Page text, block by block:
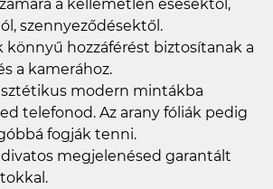
a kellemetlen esésektől,
szennyeződésektől.
könnyű hozzáférést biztosítanak a
a kamerához.
modern mintákba
telefonod. Az arany fóliák pedig
fogják tenni.
megjelenésed garantált
tokkal.